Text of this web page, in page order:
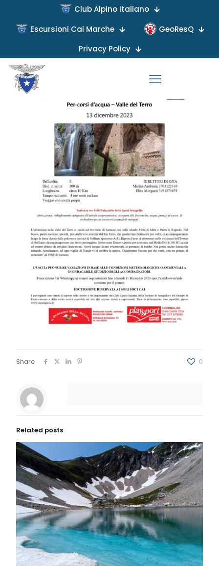
Club Alpino Italiano
Escursioni Cai Marche
GeoResQ
Privacy Policy
Share 0
Related posts